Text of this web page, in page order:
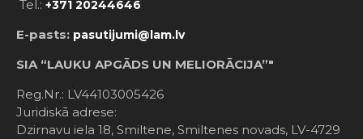
Tel.: +371 20244646
E-pasts: pasutijumi@lam.lv
SIA “LAUKU APGĀDS UN MELIORĀCIJA”"
Reg.Nr.: LV44103005426
Juridiskā adrese:
Dzirnavu iela 18, Smiltene, Smiltenes novads, LV-4729